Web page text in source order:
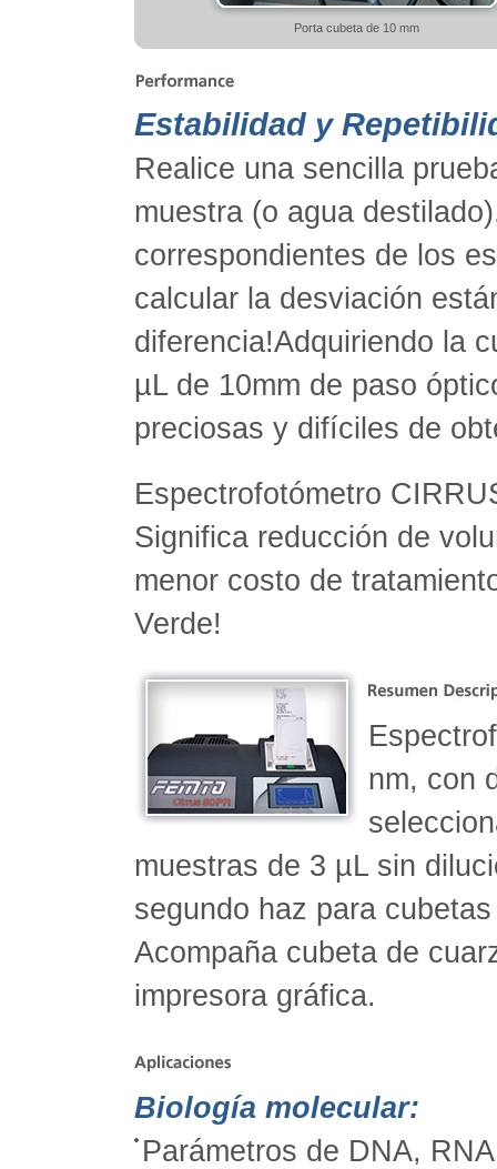
Porta cubeta de 10 mm
Estabilidad y
Realice una sencilla
muestra (o agua
correspondientes de los
calcular la desviación
diferencia!Adquiriendo la
µL de 10mm de paso
preciosas y difíciles de
Espectrofotómetro
Significa reducción de
menor costo de
Verde!
nm, con
muestras de 3 µL sin
segundo haz para
Acompaña cubeta de
impresora gráfica.
Biología molecular:
Parámetros de DNA,